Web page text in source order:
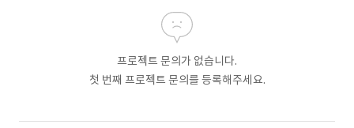
프로젝트 문의가 없습니다.
첫 번째 프로젝트 문의를 등록해주세요.